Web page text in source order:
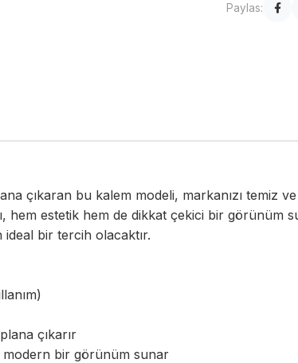
Paylas:
çıkaran bu kalem modeli, markanızı temiz
hem estetik hem de dikkat çekici bir görünüm
ideal bir tercih olacaktır.
çıkarır
modern bir görünüm sunar